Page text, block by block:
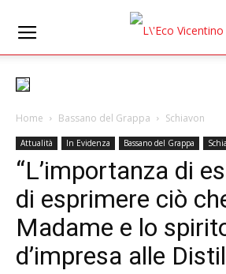
Home Bassano del Grappa Schiavon
Attualità In Evidenza Bassano del Grappa
“L’importanza di
di esprimere ciò
Madame e lo
d’impresa alle